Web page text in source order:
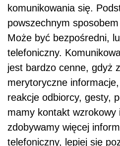
komunikowania się.
powszechnym
Może być bezpośredni,
telefoniczny.
jest bardzo cenne, gdyż
merytoryczne
reakcje odbiorcy, gesty,
mamy kontakt wzrokowy
zdobywamy więcej
telefoniczny, lepiej się